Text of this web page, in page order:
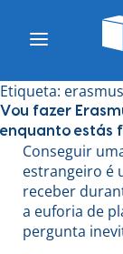
Etiqueta: erasmus
Vou fazer
enquanto estás
Conseguir
estrangeiro é
receber
a euforia de
pergunta